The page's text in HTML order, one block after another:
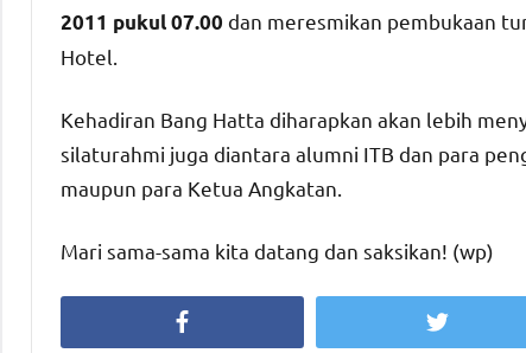
2011 pukul 07.00 dan meresmikan pembukaan
Hotel.
Kehadiran Bang Hatta diharapkan akan lebih
silaturahmi juga diantara alumni ITB dan para
maupun para Ketua Angkatan.
Mari sama-sama kita datang dan saksikan! (wp)
Twitter